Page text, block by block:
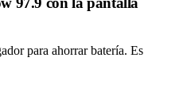
para ahorrar batería. Es